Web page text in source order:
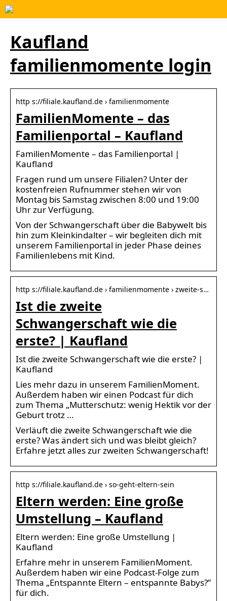
Kaufland
familienmomente login
http s://filiale.kaufland.de › familienmomente
FamilienMomente – das
Familienportal – Kaufland
FamilienMomente – das Familienportal |
Kaufland
Fragen rund um unsere Filialen? Unter der
kostenfreien Rufnummer stehen wir von
Montag bis Samstag zwischen 8:00 und 19:00
Uhr zur Verfügung.
Von der Schwangerschaft über die Babywelt bis
hin zum Kleinkindalter – wir begleiten dich mit
unserem Familienportal in jeder Phase deines
Familienlebens mit Kind.
http s://filiale.kaufland.de › familienmomente › zweite-s…
Ist die zweite
Schwangerschaft wie die
erste? | Kaufland
Ist die zweite Schwangerschaft wie die erste? |
Kaufland
Lies mehr dazu in unserem FamilienMoment.
Außerdem haben wir einen Podcast für dich
zum Thema „Mutterschutz: wenig Hektik vor der
Geburt trotz …
Verläuft die zweite Schwangerschaft wie die
erste? Was ändert sich und was bleibt gleich?
Erfahre jetzt alles zur zweiten Schwangerschaft!
http s://filiale.kaufland.de › so-geht-eltern-sein
Eltern werden: Eine große
Umstellung – Kaufland
Eltern werden: Eine große Umstellung |
Kaufland
Erfahre mehr in unserem FamilienMoment.
Außerdem haben wir eine Podcast-Folge zum
Thema „Entspannte Eltern – entspannte Babys?”
für dich.